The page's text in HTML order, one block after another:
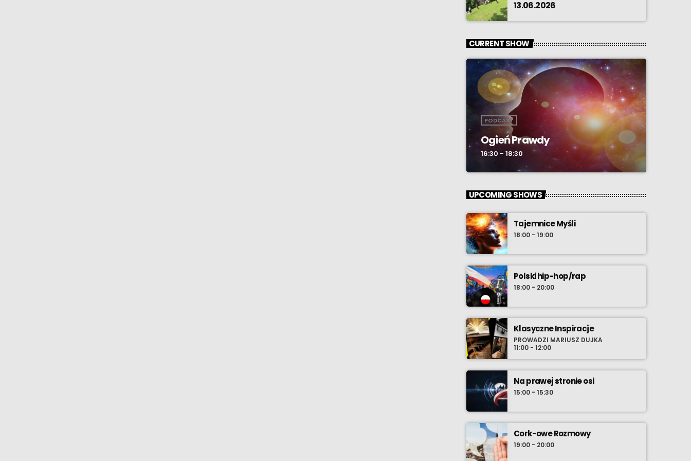
13.06.2026
CURRENT SHOW
PODCAST
Ogień Prawdy
16:30 - 18:30
UPCOMING SHOWS
Tajemnice Myśli
18:00 - 19:00
Polski hip-hop/rap
18:00 - 20:00
Klasyczne Inspiracje
PROWADZI MARIUSZ DUJKA
11:00 - 12:00
Na prawej stronie osi
15:00 - 15:30
Cork-owe Rozmowy
19:00 - 20:00